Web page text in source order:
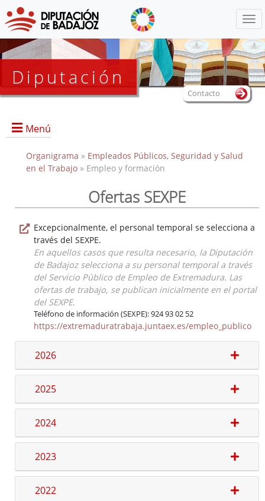
Diputación
Menú
Portada
Directorio
Documentos de interés
Enlaces de interés
Ofertas de Empleo Público
Procesos selectivos en desarrollo
Ofertas a través del SEXPE
Bolsas de trabajo
Puestos en comisión de servicios
Puestos de personal directivo
Puestos por libre designación
Puestos por concurso
Contratos en formación
Personal eventual o de confianza
Tablón de Empleo Provincial
Relación de puestos de trabajo
Organigrama » Empleados Públicos, Seguridad y Salud
en el Trabajo» Empleo y formación
Ofertas SEXPE
Excepcionalmente, el personal temporal se selecciona a
través del SEXPE.
En aquellos casos que resulta necesario, la Diputación
de Badajoz selecciona a su personal temporal a través
del Servicio Público de Empleo de Extremadura. Las
ofertas de trabajo, se publican inicialmente en el portal
del SEXPE.
Teléfono de información (SEXPE): 924 93 02 52
https://extremaduratrabaja.juntaex.es/empleo_publico
2026
2025
2024
2023
2022
Contacto